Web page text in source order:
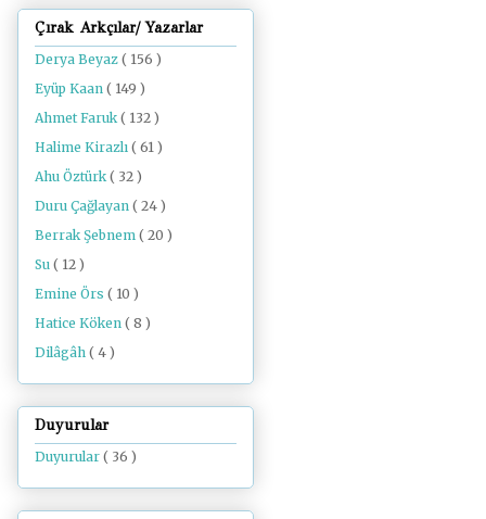
Çırak Arkçılar/ Yazarlar
Derya Beyaz ( 156 )
Eyüp Kaan ( 149 )
Ahmet Faruk ( 132 )
Halime Kirazlı ( 61 )
Ahu Öztürk ( 32 )
Duru Çağlayan ( 24 )
Berrak Şebnem ( 20 )
Su ( 12 )
Emine Örs ( 10 )
Hatice Köken ( 8 )
Dilâgâh ( 4 )
Duyurular
Duyurular ( 36 )